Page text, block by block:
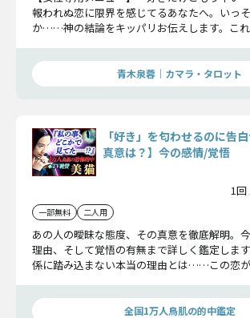
報われぬ恋に限界を感じてるあなたへ。いっ
か……神の結論をキッパリお伝えします。こ
青木泉蓉｜カマラ・タロット
「好き」を匂わせるのに告
真意は？】今の感情/覚悟
1回
一部無料 二人用
あの人の曖昧な態度、その真意を徹底解明。
理由、そして覚悟の有無まで詳しく鑑定しま
係に踏み込まない本当の理由とは……この恋
全国1万人鳥肌の的中鑑定